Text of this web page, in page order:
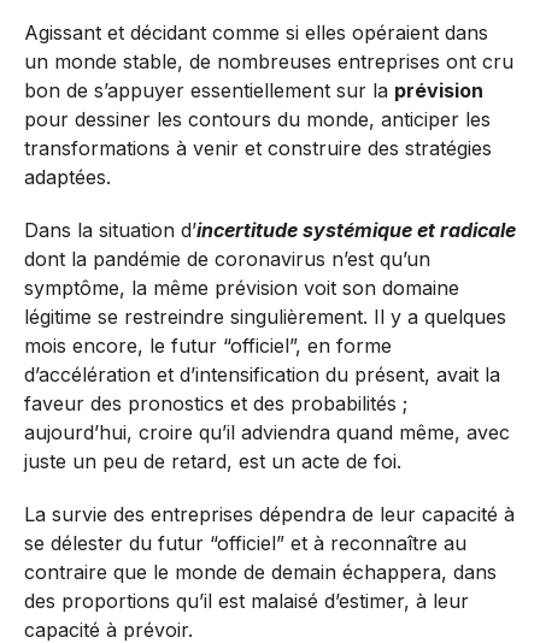
Agissant et décidant comme si elles opéraient dans
un monde stable, de nombreuses entreprises ont cru
bon de s’appuyer essentiellement sur la prévision
pour dessiner les contours du monde, anticiper les
transformations à venir et construire des stratégies
adaptées.
Dans la situation d’incertitude systémique et radicale
dont la pandémie de coronavirus n’est qu’un
symptôme, la même prévision voit son domaine
légitime se restreindre singulièrement. Il y a quelques
mois encore, le futur “officiel”, en forme
d’accélération et d’intensification du présent, avait la
faveur des pronostics et des probabilités ;
aujourd’hui, croire qu’il adviendra quand même, avec
juste un peu de retard, est un acte de foi.
La survie des entreprises dépendra de leur capacité à
se délester du futur “officiel” et à reconnaître au
contraire que le monde de demain échappera, dans
des proportions qu’il est malaisé d’estimer, à leur
capacité à prévoir.